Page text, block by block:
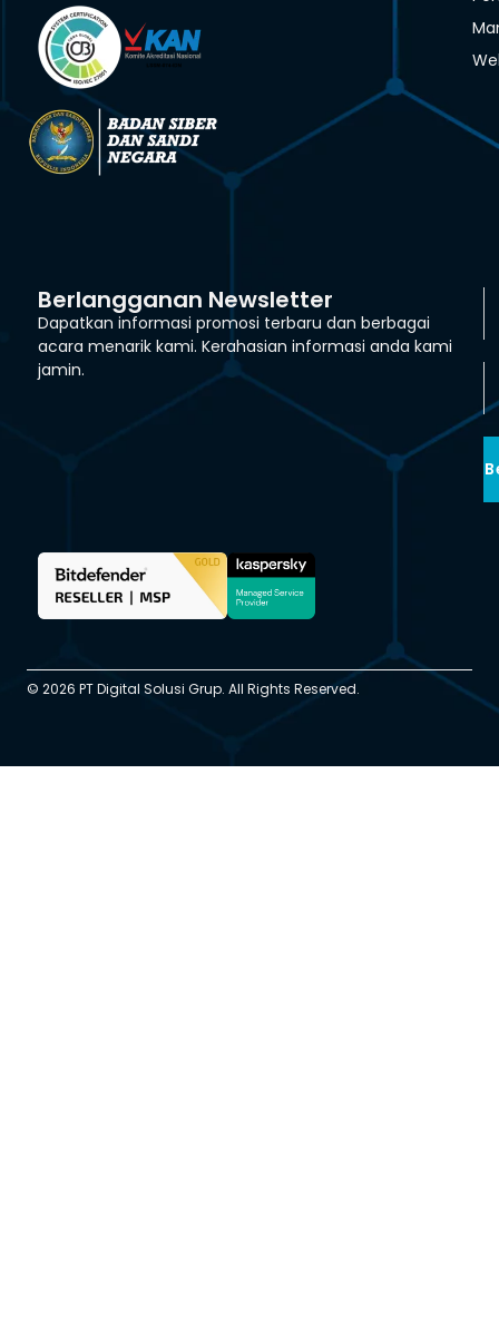
Berlangganan Newsletter
Dapatkan informasi promosi terbaru dan berbagai
acara menarik kami. Kerahasian informasi anda kami
jamin.
© 2026 PT Digital Solusi Grup. All Rights Reserved.